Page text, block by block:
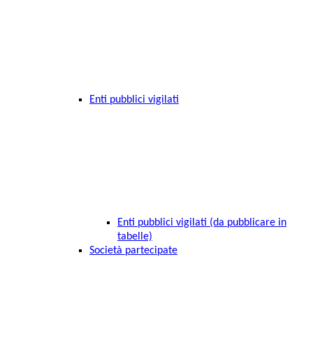
Enti pubblici vigilati
Enti pubblici vigilati (da pubblicare in
tabelle)
Società partecipate